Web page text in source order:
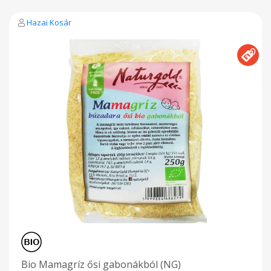
zsír:0,2 g, ebből telített zsír:
Hazai Kosár
Bio Mamagríz ősi gabonákból (NG)